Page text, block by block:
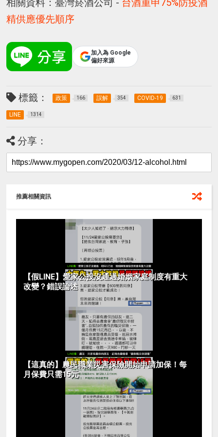
相關資料：臺灣菸酒公司 - 台酒重申75%防疫酒
精供應優先順序
加入為 Google
偏好來源
標籤： 政策 166 誤解 354 COVID-19 631
LINE 1314
分享：
推薦相關資訊
【假LINE】愛家公投沒通過婚姻家庭制度有重大
改變？錯誤論述
【這真的】農民職業災害保險開始申請加保！每
月保費只需15元